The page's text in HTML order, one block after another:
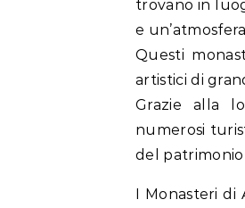
trovano in
e
Questi
artistici di
Grazie alla
numerosi
del
I Monasteri di